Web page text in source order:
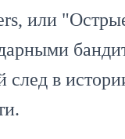
или
след в